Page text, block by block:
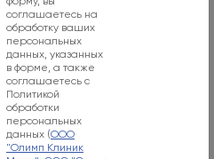
соглашаетесь на
обработку ваших
персональных
данных, указанных
в форме, а также
соглашаетесь с
Политикой
обработки
персональных
данных (ООО
"Олимп Клиник